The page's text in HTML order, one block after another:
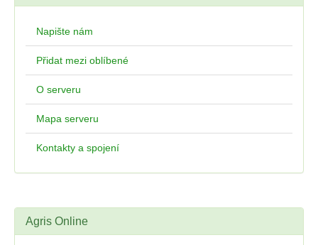
Napište nám
Přidat mezi oblíbené
O serveru
Mapa serveru
Kontakty a spojení
Agris Online